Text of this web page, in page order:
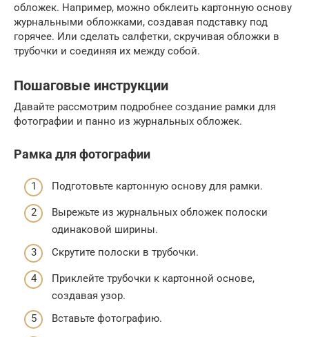
обложек. Например, можно обклеить картонную основу
журнальными обложками, создавая подставку под
горячее. Или сделать салфетки, скручивая обложки в
трубочки и соединяя их между собой.
Пошаговые инструкции
Давайте рассмотрим подробнее создание рамки для
фотографии и панно из журнальных обложек.
Рамка для фотографии
Подготовьте картонную основу для рамки.
Вырежьте из журнальных обложек полоски
одинаковой ширины.
Скрутите полоски в трубочки.
Приклейте трубочки к картонной основе,
создавая узор.
Вставьте фотографию.